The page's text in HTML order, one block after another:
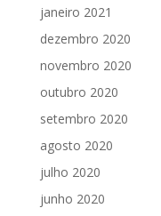
janeiro 2021
dezembro 2020
novembro 2020
outubro 2020
setembro 2020
agosto 2020
julho 2020
junho 2020